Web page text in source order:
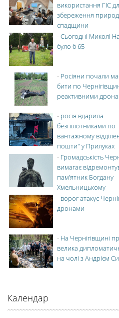
використання ГІС
збереження
спадщини
-Сьогодні Миколі
було б 65
- Росіяни почали
бити по
реактивними
- росія вдарила
безпілотниками по
вантажному
пошти" у Прилуках
- Громадськість
вимагає
пам’ятник Богдану
Хмельницькому
- ворог атакує
дронами
- На Чернігівщині
велика
на чолі з Андрієм
Календар